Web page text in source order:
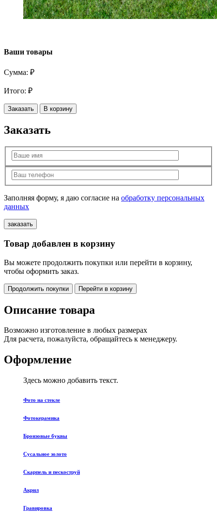
Ваши товары
Сумма: ₽
Итого: ₽
Заказать В корзину
Заказать
Заполняя форму, я даю согласие на обработку персональных
данных
Товар добавлен в корзину
Вы можете продолжить покупки или перейти в корзину,
чтобы оформить заказ.
Продолжить покупки Перейти в корзину
Описание товара
Возможно изготовление в любых размерах
Для расчета, пожалуйста, обращайтесь к менеджеру.
Оформление
Здесь можно добавить текст.
Фото на стекле
Фотокерамика
Бронзовые буквы
Сусальное золото
Скарпель и пескоструй
Акрил
Гравировка